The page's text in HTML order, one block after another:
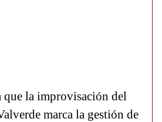
que la improvisación del
marca la gestión de